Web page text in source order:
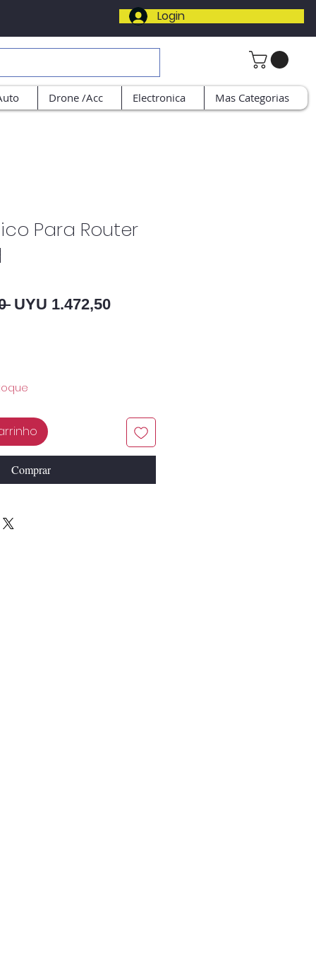
Login
Drone /Acc Electronica Mas Categorias
Para Router
Preço normal
UYU 1.472,50Preço promocional
Comprar